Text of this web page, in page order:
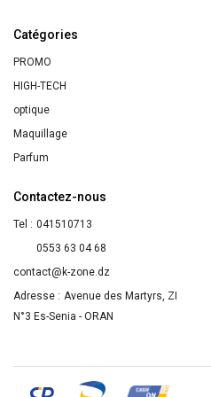
couleur
pour
le
dessin
boîte
en
Catégories
PROMO
HIGH-TECH
optique
Maquillage
Parfum
Contactez-nous
Tel : 041510713
0553 63 04 68
contact@k-zone.dz
Adresse : Avenue des Martyrs, ZI
N°3 Es-Senia - ORAN